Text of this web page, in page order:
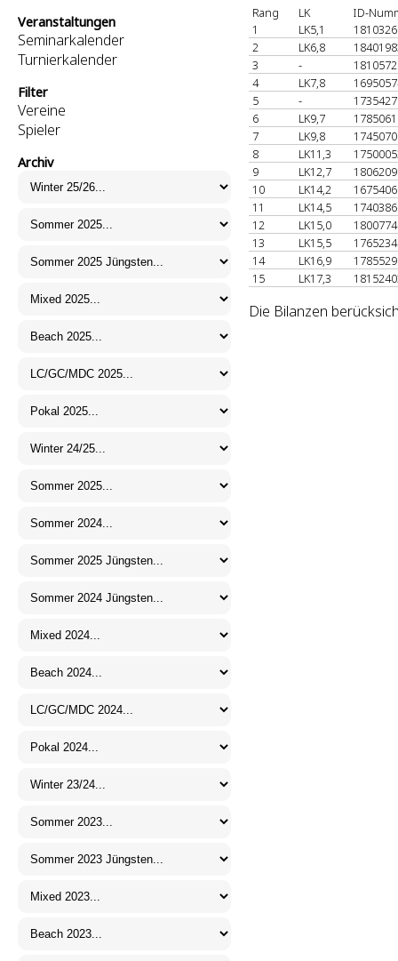
Veranstaltungen
Seminarkalender
Turnierkalender
Filter
Vereine
Spieler
Archiv
Rang LK
ID-
1
LK5,1
2
LK6,8
3
-
4
LK7,8
5
-
6
LK9,7
7
LK9,8
8
LK11,3
9
LK12,7
10
LK14,2
11
LK14,5
12
LK15,0
13
LK15,5
14
LK16,9
15
LK17,3
Die Bilanzen